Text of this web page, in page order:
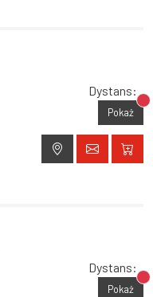
Dystans:
Pokaż
Dystans:
Pokaż